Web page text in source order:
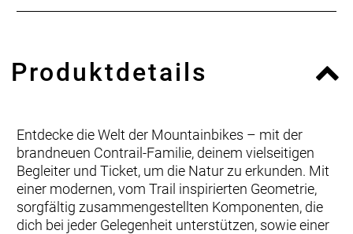
Produktdetails
Entdecke die Welt der Mountainbikes – mit der
brandneuen Contrail-Familie, deinem vielseitigen
Begleiter und Ticket, um die Natur zu erkunden. Mit
einer modernen, vom Trail inspirierten Geometrie,
sorgfältig zusammengestellten Komponenten, die
dich bei jeder Gelegenheit unterstützen, sowie einer